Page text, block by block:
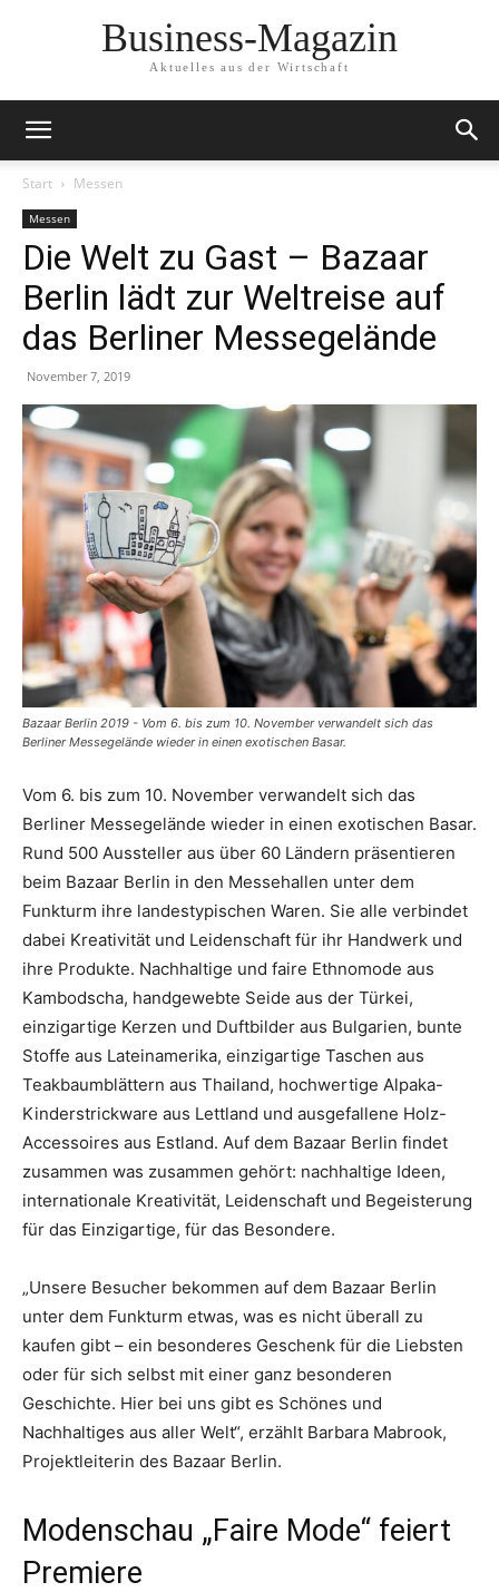
Business-Magazin
Aktuelles aus der Wirtschaft
Start Messen
Messen
Die Welt zu Gast – Bazaar
Berlin lädt zur Weltreise auf
das Berliner Messegelände
November 7, 2019
Bazaar Berlin 2019 - Vom 6. bis zum 10. November verwandelt sich das
Berliner Messegelände wieder in einen exotischen Basar.
Vom 6. bis zum 10. November verwandelt sich das
Berliner Messegelände wieder in einen exotischen Basar.
Rund 500 Aussteller aus über 60 Ländern präsentieren
beim Bazaar Berlin in den Messehallen unter dem
Funkturm ihre landestypischen Waren. Sie alle verbindet
dabei Kreativität und Leidenschaft für ihr Handwerk und
ihre Produkte. Nachhaltige und faire Ethnomode aus
Kambodscha, handgewebte Seide aus der Türkei,
einzigartige Kerzen und Duftbilder aus Bulgarien, bunte
Stoffe aus Lateinamerika, einzigartige Taschen aus
Teakbaumblättern aus Thailand, hochwertige Alpaka-
Kinderstrickware aus Lettland und ausgefallene Holz-
Accessoires aus Estland. Auf dem Bazaar Berlin findet
zusammen was zusammen gehört: nachhaltige Ideen,
internationale Kreativität, Leidenschaft und Begeisterung
für das Einzigartige, für das Besondere.
„Unsere Besucher bekommen auf dem Bazaar Berlin
unter dem Funkturm etwas, was es nicht überall zu
kaufen gibt – ein besonderes Geschenk für die Liebsten
oder für sich selbst mit einer ganz besonderen
Geschichte. Hier bei uns gibt es Schönes und
Nachhaltiges aus aller Welt“, erzählt Barbara Mabrook,
Projektleiterin des Bazaar Berlin.
Modenschau „Faire Mode“ feiert
Premiere